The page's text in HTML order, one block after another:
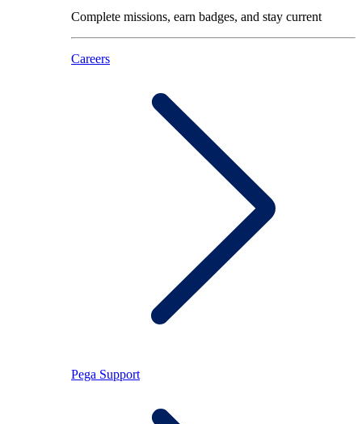
Complete missions, earn badges, and stay current
Careers
Pega Support